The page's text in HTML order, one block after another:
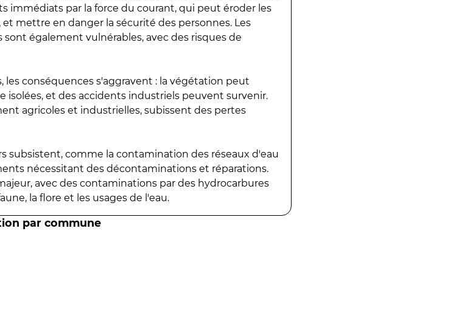
immédiats par la force du courant, qui peut éroder les
mettre en danger la sécurité des personnes. Les
également vulnérables, avec des risques de
conséquences s'aggravent : la végétation peut
isolées, et des accidents industriels peuvent survenir.
agricoles et industrielles, subissent des pertes
subsistent, comme la contamination des réseaux d'eau
nécessitant des décontaminations et réparations.
avec des contaminations par des hydrocarbures
la flore et les usages de l'eau.
par commune